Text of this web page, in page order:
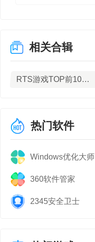
相关合辑
RTS游戏TOP前10名下载
热门软件
Windows优化大师
360软件管家
2345安全卫士